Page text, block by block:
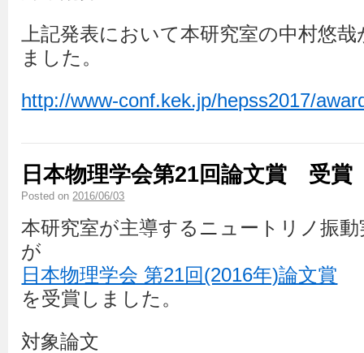
上記発表において本研究室の中村悠
ました。
http://www-conf.kek.jp/hepss2017/
日本物理学会第21回論文賞 受賞
Posted on 2016/06/03
本研究室が主導するニュートリノ振
が
日本物理学会 第21回(2016年)論文賞
を受賞しました。
対象論文